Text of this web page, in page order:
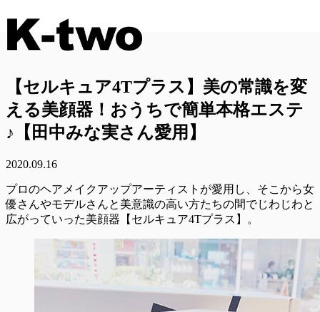
【セルキュア4Tプラス】美の常識を変
える美顔器！おうちで簡単本格エステ
♪【田中みな実さん愛用】
2020.09.16
プロのヘアメイクアップアーティストが愛用し、そこから女
優さんやモデルさんと美意識の高い方たちの間でじわじわと
広がっていった美顔器【セルキュア4Tプラス】。